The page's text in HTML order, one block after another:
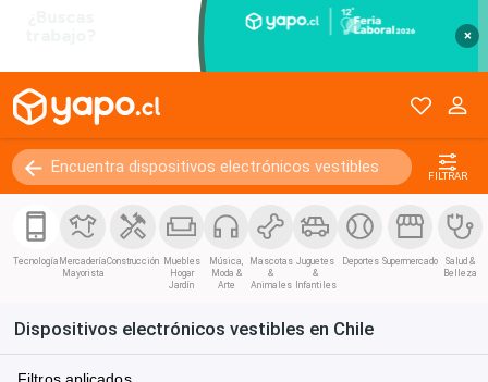
×
FILTRAR
Tecnología Mercadería
Mayorista
Construcción Muebles
Hogar
Jardín
Música,
Moda &
Arte
Mascotas
&
Animales
Juguetes
&
Infantiles
Deportes Supermercado
Salud &
Belleza
Dispositivos electrónicos vestibles en Chile